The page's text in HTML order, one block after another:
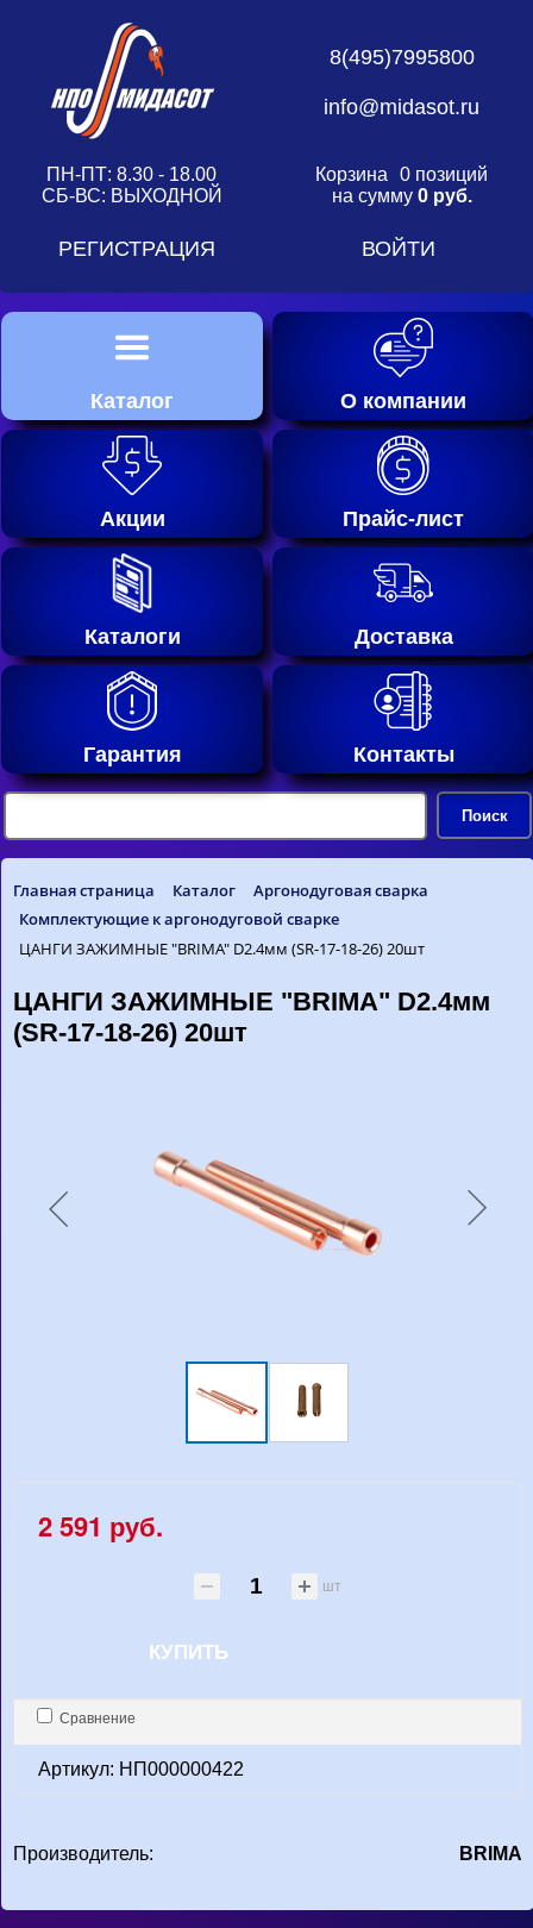
8(495)7995800
info@midasot.ru
ПН-ПТ: 8.30 - 18.00
СБ-ВС: ВЫХОДНОЙ
Корзина
0 позиций
на сумму 0 руб.
РЕГИСТРАЦИЯ ВОЙТИ
Каталог О компании
Акции Прайс-лист
Каталоги Доставка
Гарантия Контакты
Главная страница Каталог
Аргонодуговая сварка
Комплектующие к аргонодуговой сварке
ЦАНГИ ЗАЖИМНЫЕ "BRIMA" D2.4мм (SR-17-18-26) 20шт
ЦАНГИ ЗАЖИМНЫЕ "BRIMA" D2.4мм
(SR-17-18-26) 20шт
2 591 руб.
шт
КУПИТЬ
Сравнение
Артикул: НП000000422
Производитель: BRIMA